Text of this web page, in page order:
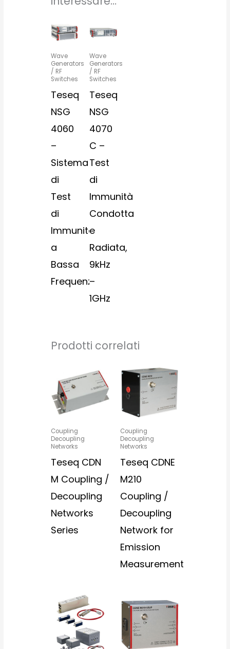
Wave
Generators
/ RF
Switches
Teseq
NSG
4060
–
Sistema
di
Test
di
Immunità
a
Bassa
Frequenza
Wave
Generators
/ RF
Switches
Teseq
NSG
4070
C –
Test
di
Immunità
Condotta
e
Radiata,
9kHz
–
1GHz
Prodotti correlati
Coupling
Decoupling
Networks
Teseq CDN
M Coupling /
Decoupling
Networks
Series
Coupling
Decoupling
Networks
Teseq CDNE
M210
Coupling /
Decoupling
Network for
Emission
Measurement